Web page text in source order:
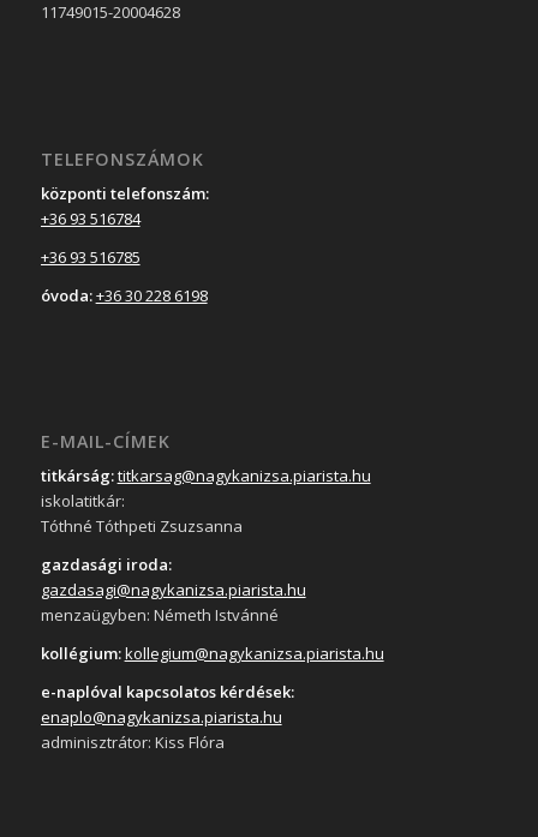
11749015-20004628
TELEFONSZÁMOK
központi telefonszám:
+36 93 516784
+36 93 516785
óvoda:+36 30 228 6198
E-MAIL-CÍMEK
titkárság:titkarsag@nagykanizsa.piarista.hu
iskolatitkár:
Tóthné Tóthpeti Zsuzsanna
gazdasági iroda:
gazdasagi@nagykanizsa.piarista.hu
menzaügyben: Németh Istvánné
kollégium:kollegium@nagykanizsa.piarista.hu
e-naplóval kapcsolatos kérdések:
enaplo@nagykanizsa.piarista.hu
adminisztrátor: Kiss Flóra